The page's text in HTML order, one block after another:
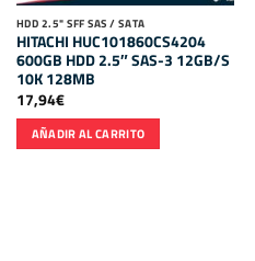
HDD 2.5" SFF SAS / SATA
HITACHI HUC101860CS4204
600GB HDD 2.5″ SAS-3 12GB/S
10K 128MB
17,94€
AÑADIR AL CARRITO